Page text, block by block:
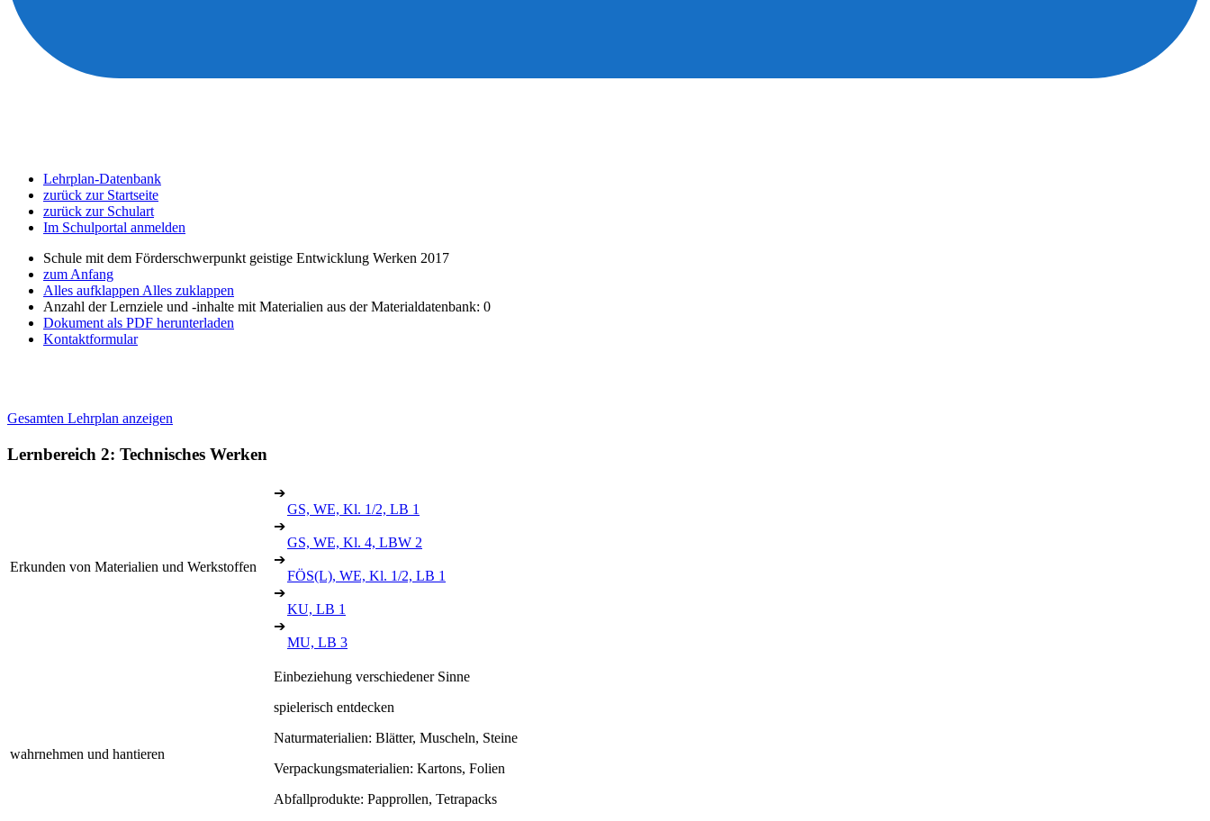
Lehrplan-Datenbank
zurück zur Startseite
zurück zur Schulart
Im Schulportal anmelden
Schule mit dem Förderschwerpunkt geistige Entwicklung Werken 2017
zum Anfang
Alles aufklappen Alles zuklappen
Anzahl der Lernziele und -inhalte mit Materialien aus der Materialdatenbank: 0
Dokument als PDF herunterladen
Kontaktformular
Gesamten Lehrplan anzeigen
Lernbereich 2: Technisches Werken
Erkunden von Materialien und Werkstoffen
➔
GS, WE, Kl. 1/2, LB 1
➔
GS, WE, Kl. 4, LBW 2
➔
FÖS(L), WE, Kl. 1/2, LB 1
➔
KU, LB 1
➔
MU, LB 3
wahrnehmen und hantieren
Einbeziehung verschiedener Sinne
spielerisch entdecken
Naturmaterialien: Blätter, Muscheln, Steine
Verpackungsmaterialien: Kartons, Folien
Abfallprodukte: Papprollen, Tetrapacks